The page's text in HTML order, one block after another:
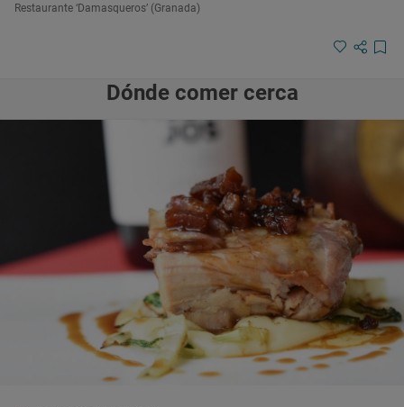
Restaurante ‘Damasqueros’ (Granada)
Dónde comer cerca